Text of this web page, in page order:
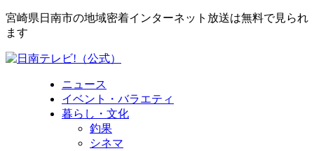
宮崎県日南市の地域密着インターネット放送は無料で見られ
ます
ニュース
イベント・バラエティ
暮らし・文化
釣果
シネマ